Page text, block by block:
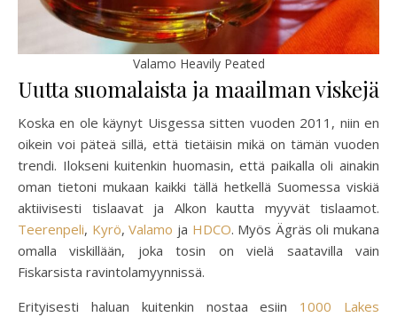
Valamo Heavily Peated
Uutta suomalaista ja maailman viskejä
Koska en ole käynyt Uisgessa sitten vuoden 2011, niin en
oikein voi päteä sillä, että tietäisin mikä on tämän vuoden
trendi. Ilokseni kuitenkin huomasin, että paikalla oli ainakin
oman tietoni mukaan kaikki tällä hetkellä Suomessa viskiä
aktiivisesti tislaavat ja Alkon kautta myyvät tislaamot.
Teerenpeli, Kyrö,Valamo ja HDCO. Myös Ägräs oli mukana
omalla viskillään, joka tosin on vielä saatavilla vain
Fiskarsista ravintolamyynnissä.
Erityisesti haluan kuitenkin nostaa esiin 1000 Lakes